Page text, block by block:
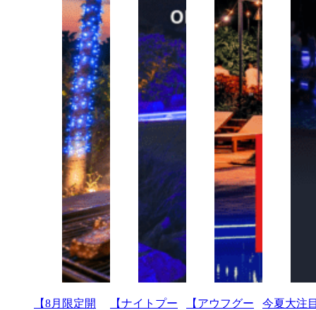
【8月限定開
【ナイトプー
【アウフグー
今夏大注